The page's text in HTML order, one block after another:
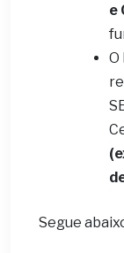
e
O
Segue